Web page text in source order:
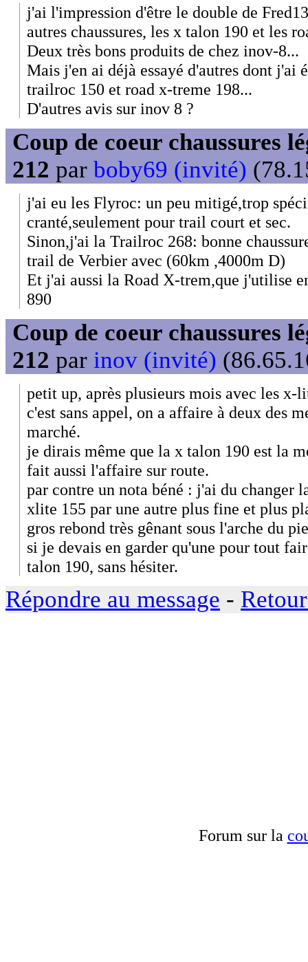
j'ai l'impression d'être le double de
autres chaussures, les x talon 190 et les
Deux très bons produits de chez inov-8...
Mais j'en ai déjà essayé d'autres dont j'ai
trailroc 150 et road x-treme 198...
D'autres avis sur inov 8 ?
Coup de coeur chaussures
212 par boby69 (invité)
j'ai eu les Flyroc: un peu mitigé,trop
cranté,seulement pour trail court et sec.
Sinon,j'ai la Trailroc 268: bonne
trail de Verbier avec (60km ,4000m D)
Et j'ai aussi la Road X-trem,que j'utilise
890
Coup de coeur chaussures
212 par inov (invité)
petit up, après plusieurs mois avec les x-
c'est sans appel, on a affaire à deux des
marché.
je dirais même que la x talon 190 est la
fait aussi l'affaire sur route.
par contre un nota béné : j'ai du changer
xlite 155 par une autre plus fine et plus
gros rebond très gênant sous l'arche du
si je devais en garder qu'une pour tout
talon 190, sans hésiter.
Répondre au message -
Forum sur la